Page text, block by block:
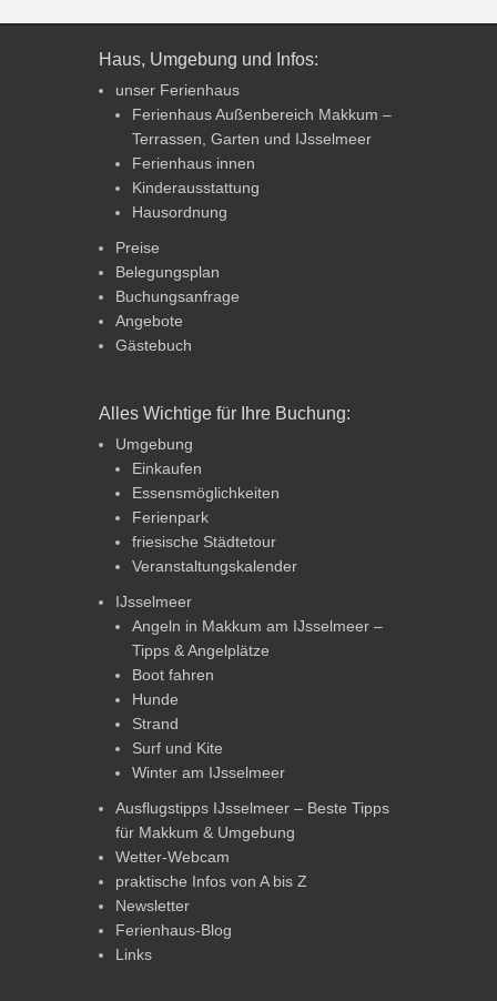
Haus, Umgebung und Infos:
unser Ferienhaus
Ferienhaus Außenbereich Makkum –
Terrassen, Garten und IJsselmeer
Ferienhaus innen
Kinderausstattung
Hausordnung
Preise
Belegungsplan
Buchungsanfrage
Angebote
Gästebuch
Alles Wichtige für Ihre Buchung:
Umgebung
Einkaufen
Essensmöglichkeiten
Ferienpark
friesische Städtetour
Veranstaltungskalender
IJsselmeer
Angeln in Makkum am IJsselmeer –
Tipps & Angelplätze
Boot fahren
Hunde
Strand
Surf und Kite
Winter am IJsselmeer
Ausflugstipps IJsselmeer – Beste Tipps
für Makkum & Umgebung
Wetter-Webcam
praktische Infos von A bis Z
Newsletter
Ferienhaus-Blog
Links